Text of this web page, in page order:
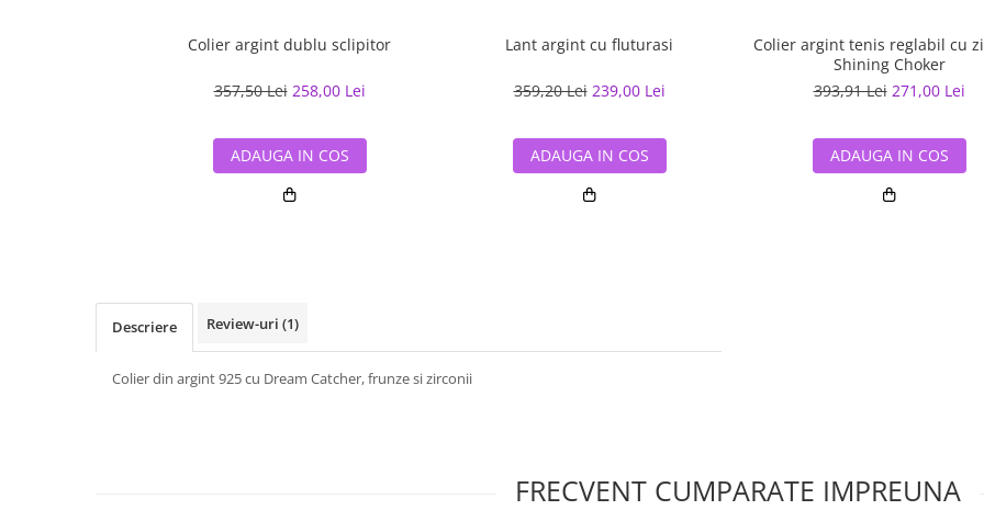
Colier argint dublu sclipitor
357,50 Lei 258,00 Lei
ADAUGA IN COS
Lant argint cu fluturasi
359,20 Lei 239,00 Lei
ADAUGA IN COS
Colier argint tenis reglabil cu
Shining Choker
393,91 Lei 271,00 Lei
ADAUGA IN COS
Descriere Review-uri (1)
Colier din argint 925 cu Dream Catcher, frunze si zirconii
FRECVENT CUMPARATE IMPREUNA